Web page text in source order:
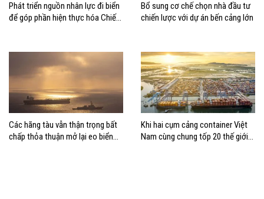
Phát triển nguồn nhân lực đi biển
để góp phần hiện thực hóa Chiến
Bổ sung cơ chế chọn nhà đầu tư
chiến lược với dự án bến cảng lớn
Các hãng tàu vẫn thận trọng bất
chấp thỏa thuận mở lại eo biển
Khi hai cụm cảng container Việt
Nam cùng chung tốp 20 thế giới